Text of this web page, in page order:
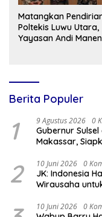
Matangkan
Poltekis Luwu Utara,
Yayasan Andi
Berita Populer
1 9 Agustus 2026 0
Gubernur
Makassar,
2 10 Juni 2026 0
JK: Indonesia
Wirausaha
10 Juni 2026 0